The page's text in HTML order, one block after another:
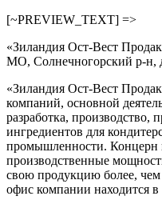
[~PREVIEW_TEXT] =>
«Зиландия Ост-Вест
МО, Солнечногорский р-н,
«Зиландия Ост-Вест
компаний, основной
разработка, производство,
ингредиентов для
промышленности. Концерн
производственные
свою продукцию более,
офис компании находится